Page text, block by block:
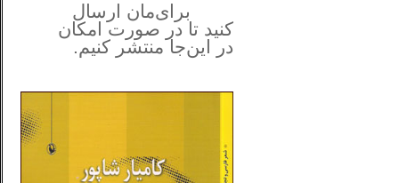
برای‌مان ارسال
کنید تا در صورت امکان
در این‌جامنتشر کنیم.